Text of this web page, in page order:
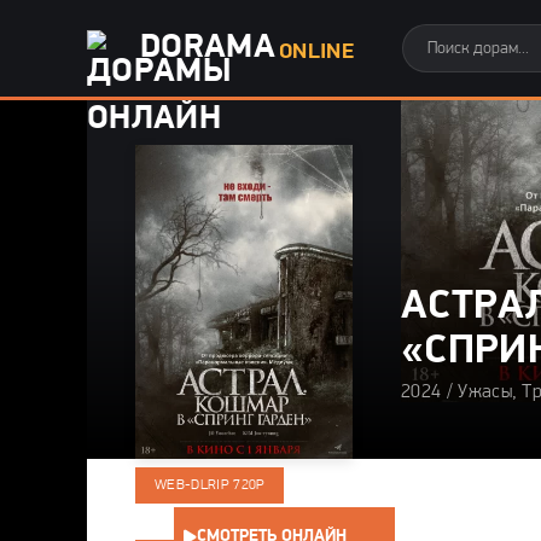
DORAMA ONLINE
2024 / Ужасы,
WEB-DLRIP 720P
СМОТРЕТЬ ОНЛАЙН